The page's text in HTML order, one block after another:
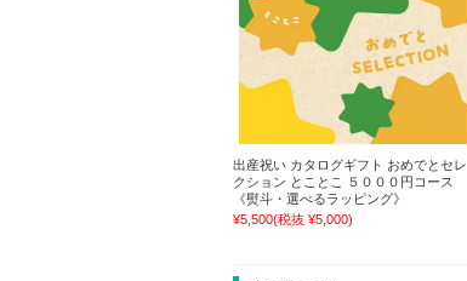
出産祝い カタログギフト おめでとセレ
クション とことこ ５０００円コース
《熨斗・選べるラッピング》
¥5,500(税抜 ¥5,000)